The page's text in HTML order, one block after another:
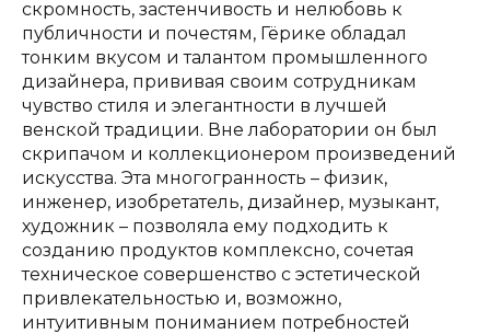
скромность, застенчивость и нелюбовь к
публичности и почестям, Гёрике обладал
тонким вкусом и талантом промышленного
дизайнера, прививая своим сотрудникам
чувство стиля и элегантности в лучшей
венской традиции. Вне лаборатории он был
скрипачом и коллекционером произведений
искусства. Эта многогранность – физик,
инженер, изобретатель, дизайнер, музыкант,
художник – позволяла ему подходить к
созданию продуктов комплексно, сочетая
техническое совершенство с эстетической
привлекательностью и, возможно,
интуитивным пониманием потребностей